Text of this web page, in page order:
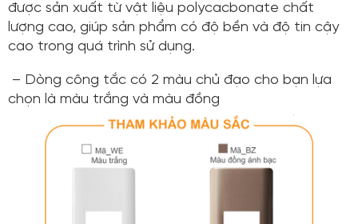
được sản xuất từ vật liệu polycacbonate chất
lượng cao, giúp sản phẩm có độ bền và độ tin cậy
cao trong quá trình sử dụng.
– Dòng công tắc có 2 màu chủ đạo cho bạn lựa
chọn là màu trắng và màu đồng